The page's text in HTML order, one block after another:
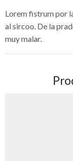
Lorem fistrum por
al sircoo. De la
muy malar.